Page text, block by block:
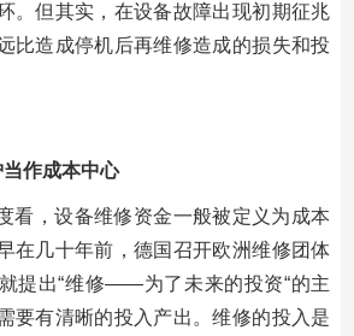
。但其实，在设备故障出现初期征兆
比造成停机后再维修造成的损失和投
作成本中心
看，设备维修资金一般被定义为成本
在几十年前，德国召开欧洲维修团体
提出“维修——为了未来的投资“的主
要有清晰的投入产出。维修的投入是